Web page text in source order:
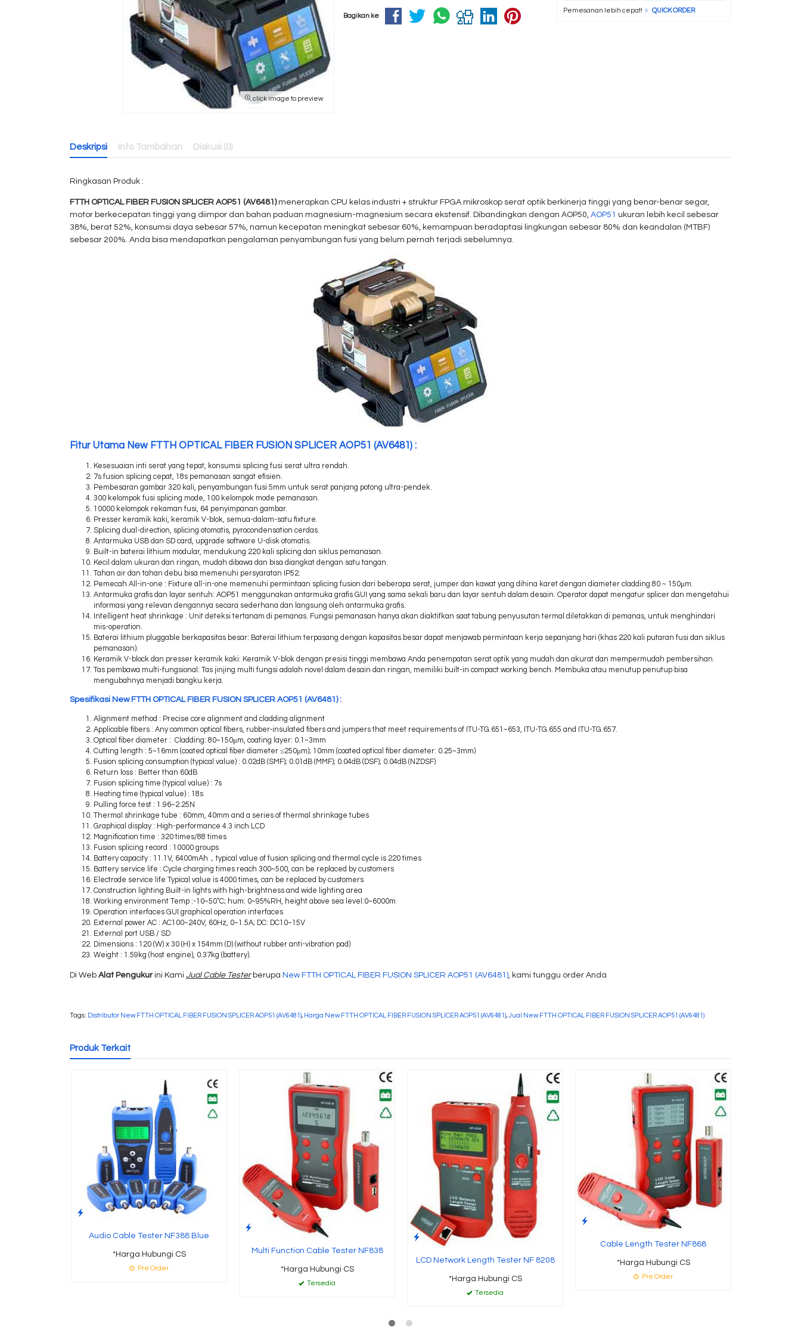
click image to preview
Pemesanan lebih cepat!
QUICK ORDER
Bagikan ke
Deskripsi Info Tambahan Diskusi (0)
Ringkasan Produk :
FTTH OPTICAL FIBER FUSION SPLICER AOP51 (AV6481)menerapkan CPU kelas industri + struktur FPGA mikroskop serat optik berkinerja tinggi yang benar-benar segar,
motor berkecepatan tinggi yang diimpor dan bahan paduan magnesium-magnesium secara ekstensif. Dibandingkan dengan AOP50, AOP51 ukuran lebih kecil sebesar
38%, berat 52%, konsumsi daya sebesar 57%, namun kecepatan meningkat sebesar 60%, kemampuan beradaptasi lingkungan sebesar 80% dan keandalan (MTBF)
sebesar 200%. Anda bisa mendapatkan pengalaman penyambungan fusi yang belum pernah terjadi sebelumnya.
Fitur Utama New FTTH OPTICAL FIBER FUSION SPLICER AOP51 (AV6481) :
Kesesuaian inti serat yang tepat, konsumsi splicing fusi serat ultra rendah.
7s fusion splicing cepat, 18s pemanasan sangat efisien.
Pembesaran gambar 320 kali, penyambungan fusi 5mm untuk serat panjang potong ultra-pendek.
300 kelompok fusi splicing mode, 100 kelompok mode pemanasan.
10000 kelompok rekaman fusi, 64 penyimpanan gambar.
Presser keramik kaki, keramik V-blok, semua-dalam-satu fixture.
Splicing dual-direction, splicing otomatis, pyrocondensation cerdas.
Antarmuka USB dan SD card, upgrade software U-disk otomatis.
Built-in baterai lithium modular, mendukung 220 kali splicing dan siklus pemanasan.
Kecil dalam ukuran dan ringan, mudah dibawa dan bisa diangkat dengan satu tangan.
Tahan air dan tahan debu bisa memenuhi persyaratan IP52.
Pemecah All-in-one : Fixture all-in-one memenuhi permintaan splicing fusion dari beberapa serat, jumper dan kawat yang dihina karet dengan diameter cladding 80 ~ 150μm.
Antarmuka grafis dan layar sentuh: AOP51 menggunakan antarmuka grafis GUI yang sama sekali baru dan layar sentuh dalam desain. Operator dapat mengatur splicer dan mengetahui
informasi yang relevan dengannya secara sederhana dan langsung oleh antarmuka grafis.
Intelligent heat shrinkage : Unit deteksi tertanam di pemanas.
Fungsi pemanasan hanya akan diaktifkan saat tabung penyusutan termal diletakkan di pemanas, untuk menghindari
mis-operation.
Baterai lithium pluggable berkapasitas besar: Baterai lithium terpasang dengan kapasitas besar dapat menjawab permintaan kerja sepanjang hari (khas 220 kali putaran fusi dan siklus
pemanasan).
Keramik V-block dan presser keramik kaki: Keramik V-blok dengan presisi tinggi membawa Anda penempatan serat optik yang mudah dan akurat dan mempermudah pembersihan.
Tas pembawa multi-fungsional: Tas jinjing multi fungsi adalah novel dalam desain dan ringan, memiliki built-in compact working bench.
Membuka atau menutup penutup bisa
mengubahnya menjadi bangku kerja.
Spesifikasi New FTTH OPTICAL FIBER FUSION SPLICER AOP51 (AV6481) :
Alignment method : Precise core alignment and cladding alignment
Applicable fibers : Any common optical fibers, rubber-insulated fibers and jumpers that meet requirements of ITU-TG.651~653, ITU-TG.655 and ITU-TG.657.
Optical fiber diameter : Cladding: 80~150μm, coating layer: 0.1~3mm
Cutting length : 5~16mm (coated optical fiber diameter ≤250μm); 10mm (coated optical fiber diameter: 0.25~3mm)
Fusion splicing consumption (typical value) : 0.02dB (SMF); 0.01dB (MMF); 0.04dB (DSF); 0.04dB (NZDSF)
Return loss : Better than 60dB
Fusion splicing time (typical value) : 7s
Heating time (typical value) : 18s
Pulling force test : 1.96~2.25N
Thermal shrinkage tube : 60mm, 40mm and a series of thermal shrinkage tubes
Graphical display : High-performance 4.3 inch LCD
Magnification time : 320 times/88 times
Fusion splicing record : 10000 groups
Battery capacity : 11.1V, 6400mAh，typical value of fusion splicing and thermal cycle is 220 times
Battery service life : Cycle charging times reach 300~500, can be replaced by customers
Electrode service life Typical value is 4000 times, can be replaced by customers
Construction lighting Built-in lights with high-brightness and wide lighting area
Working environment Temp :-10~50˚C; hum: 0~95%RH, height above sea level:0~6000m
Operation interfaces GUI graphical operation interfaces
External power AC : AC100~240V, 60Hz, 0~1.5A; DC: DC10~15V
External port USB / SD
Dimensions : 120 (W) x 30 (H) x 154mm (D) (without rubber anti-vibration pad)
Weight : 1.59kg (host engine), 0.37kg (battery).
Di Web Alat Pengukurini Kami Jual Cable Testerberupa New FTTH OPTICAL FIBER FUSION SPLICER AOP51 (AV6481) , kami tunggu order Anda
Tags: Distributor New FTTH OPTICAL FIBER FUSION SPLICER AOP51 (AV6481), Harga New FTTH OPTICAL FIBER FUSION SPLICER AOP51 (AV6481),Jual New FTTH OPTICAL FIBER FUSION SPLICER AOP51 (AV6481)
Produk Terkait
Audio Cable Tester NF388 Blue
*Harga Hubungi CS
Pre Order
Multi Function Cable Tester NF838
*Harga Hubungi CS
Tersedia
LCD Network Length Tester NF 8208
*Harga Hubungi CS
Tersedia
Cable Length Tester NF868
*Harga Hubungi CS
Pre Order